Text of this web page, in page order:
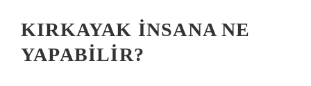
KIRKAYAK INSANA NE
YAPABILIR?